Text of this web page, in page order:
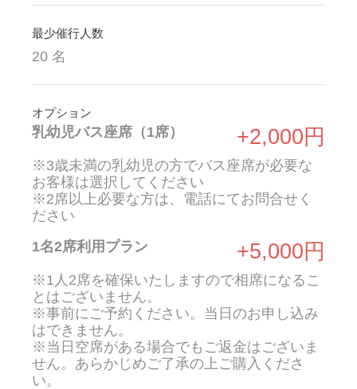
最少催行人数
20 名
オプション
乳幼児バス座席（1席） +2,000円
※3歳未満の乳幼児の方でバス座席が必要な
お客様は選択してください
※2席以上必要な方は、電話にてお問合せく
ださい
1名2席利用プラン
+5,000円
※1人2席を確保いたしますので相席になるこ
とはございません。
※事前にご予約ください。当日のお申し込み
はできません。
※当日空席がある場合でもご返金はございま
せん。あらかじめご了承の上ご購入くださ
い。